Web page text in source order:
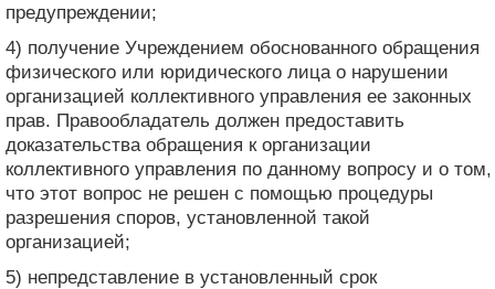
предупреждении;
4) получение Учреждением обоснованного обращения
физического или юридического лица о нарушении
организацией коллективного управления ее законных
прав. Правообладатель должен предоставить
доказательства обращения к организации
коллективного управления по данному вопросу и о том,
что этот вопрос не решен с помощью процедуры
разрешения споров, установленной такой
организацией;
5) непредставление в установленный срок